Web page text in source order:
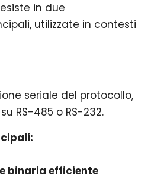
in due
utilizzate in contesti
seriale del protocollo,
RS-485 o RS-232.
binaria efficiente